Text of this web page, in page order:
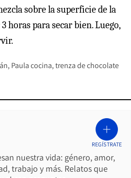
sobre la superficie de la
horas para secar bien. Luego,
Paula cocina trenza de chocolate
nuestra vida: género, amor,
trabajo y más. Relatos que
REGÍSTRATE